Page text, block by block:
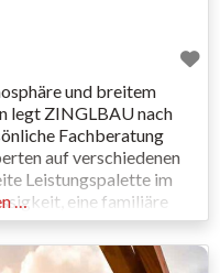
und breitem
legt ZINGLBAU nach
Fachberatung
auf verschiedenen
Leistungspalette im
eine familiäre
on-Mentalität sind
Seit der Gründung
daher für
…